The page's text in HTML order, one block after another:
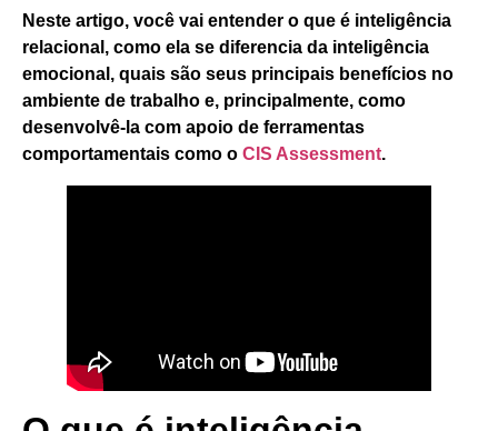
Neste artigo, você vai entender o que é inteligência
relacional, como ela se diferencia da inteligência
emocional, quais são seus principais benefícios no
ambiente de trabalho e, principalmente, como
desenvolvê-la com apoio de ferramentas
comportamentais como o CIS Assessment.